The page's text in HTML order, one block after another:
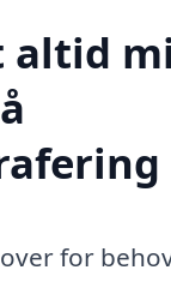
altid
for